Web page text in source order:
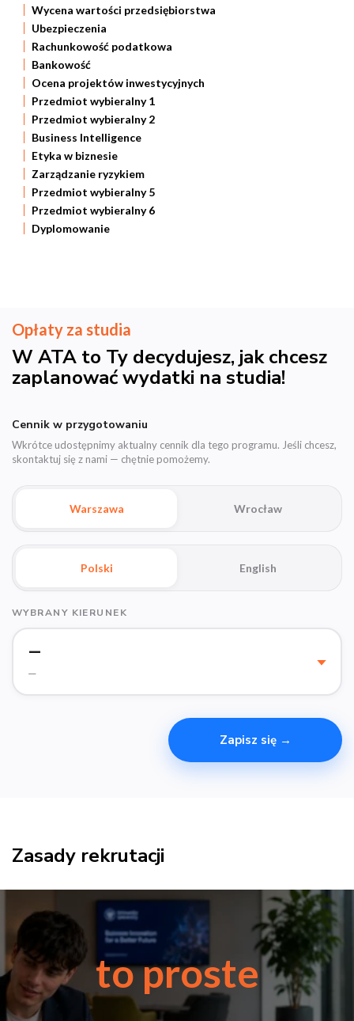
Wycena wartości przedsiębiorstwa
Ubezpieczenia
Rachunkowość podatkowa
Bankowość
Ocena projektów inwestycyjnych
Przedmiot wybieralny 1
Przedmiot wybieralny 2
Business Intelligence
Etyka w biznesie
Zarządzanie ryzykiem
Przedmiot wybieralny 5
Przedmiot wybieralny 6
Dyplomowanie
Opłaty za studia
W ATA to Ty decydujesz, jak chcesz
zaplanować wydatki na studia!
Cennik w przygotowaniu
Wkrótce udostępnimy aktualny cennik dla tego programu. Jeśli chcesz,
skontaktuj się z nami — chętnie pomożemy.
Warszawa Wrocław
Polski English
WYBRANY KIERUNEK
—
—
Zapisz się →
Zasady rekrutacji
to proste